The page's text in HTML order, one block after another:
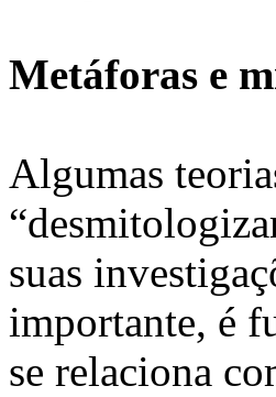
Metáforas e
Algumas
suas
importante, é
se relaciona